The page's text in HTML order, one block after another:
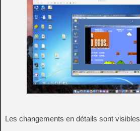
Les changements en détails sont visibles